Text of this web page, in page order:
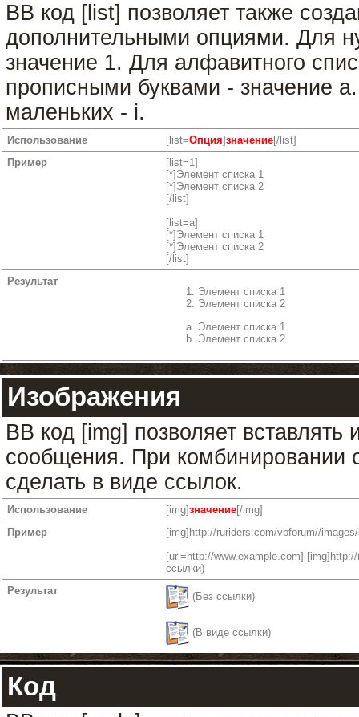
BB код [list] позволяет также
дополнительными опциями. Для
значение 1. Для алфавитного
прописными буквами - значение
маленьких - i.
Использование [list=Опция]значение[/list]
Пример
[list=1]
[*]Элемент списка 1
[*]Элемент списка 2
[/list]
[list=a]
[*]Элемент списка 1
[*]Элемент списка 2
[/list]
Результат
Элемент списка 1
Элемент списка 2
Элемент списка 1
Элемент списка 2
Изображения
BB код [img] позволяет
сообщения. При комбинировании
сделать в виде ссылок.
Использование [img]значение[/img]
Пример
[img]http://ruriders.com/vbforum//
[url=http://www.example.com]
ссылки)
Результат
(Без ссылки)
(В виде ссылки)
Код